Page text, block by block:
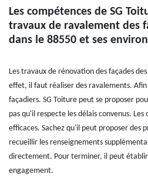
Les compétences de SG
travaux de ravalement des
dans le 88550 et ses
Les travaux de rénovation des façades
effet, il faut réaliser des ravalements.
façadiers. SG Toiture peut se proposer
pas qu'il respecte les délais convenus.
efficaces. Sachez qu'il peut proposer des
recueillir les renseignements
directement. Pour terminer, il peut
engagement.